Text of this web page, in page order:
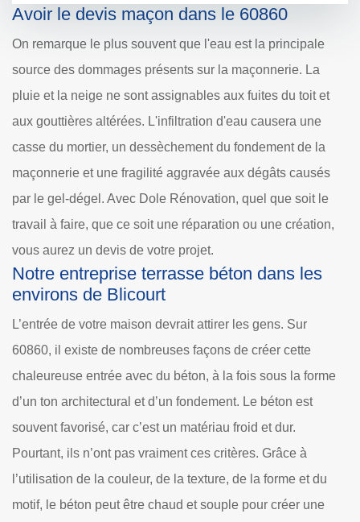
Avoir le devis maçon dans le 60860
On remarque le plus souvent que l'eau est la principale
source des dommages présents sur la maçonnerie. La
pluie et la neige ne sont assignables aux fuites du toit et
aux gouttières altérées. L'infiltration d'eau causera une
casse du mortier, un dessèchement du fondement de la
maçonnerie et une fragilité aggravée aux dégâts causés
par le gel-dégel. Avec Dole Rénovation, quel que soit le
travail à faire, que ce soit une réparation ou une création,
vous aurez un devis de votre projet.
Notre entreprise terrasse béton dans les
environs de Blicourt
L’entrée de votre maison devrait attirer les gens. Sur
60860, il existe de nombreuses façons de créer cette
chaleureuse entrée avec du béton, à la fois sous la forme
d’un ton architectural et d’un fondement. Le béton est
souvent favorisé, car c’est un matériau froid et dur.
Pourtant, ils n’ont pas vraiment ces critères. Grâce à
l’utilisation de la couleur, de la texture, de la forme et du
motif, le béton peut être chaud et souple pour créer une